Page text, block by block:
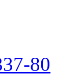
80